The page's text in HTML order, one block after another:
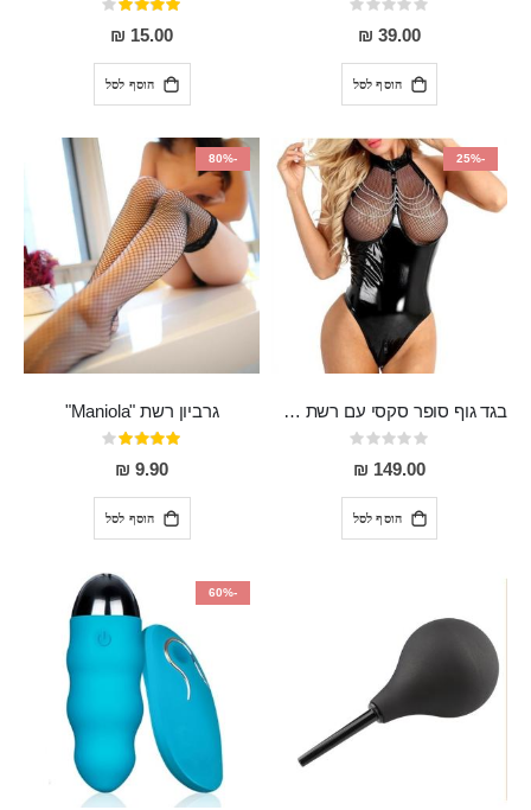
Rating:
0%
39.00 ₪
הוסף לסל
דירוג:
80%
15.00 ₪
הוסף לסל
-25%
בגד גוף סופר סקסי עם רשת שקופה בחזה ושרשרות מלמעלה וריצרץ מלמטה Pan במפשעה
Rating:
0%
149.00 ₪
הוסף לסל
-80%
גרביון רשת "Maniola"
דירוג:
80%
9.90 ₪
הוסף לסל
-60%